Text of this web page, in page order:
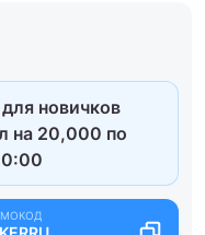
новичков
на 20,000 по